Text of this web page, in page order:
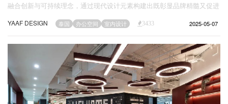
融合创新与可持续理念，通过现代设计元素构建出既彰显品牌精髓又促进
协作与灵活性的动态工作环境。
YAAF DESIGN 泰国 办公空间 室内设计 3433 2025-05-07